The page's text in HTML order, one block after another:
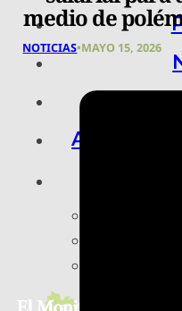
ARTE,
medio de
NOTICIAS•MAYO 15, 2026